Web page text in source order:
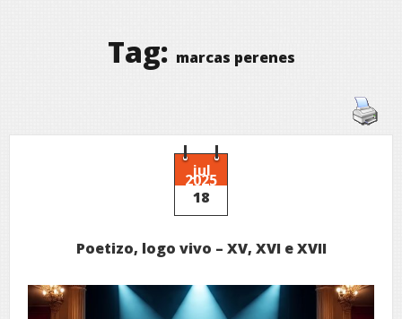
Tag: marcas perenes
jul
2025
18
Poetizo, logo vivo – XV, XVI e XVII